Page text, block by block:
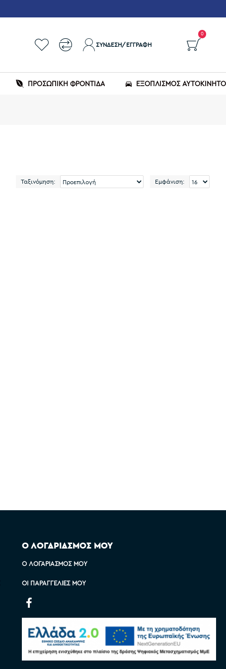
ΣΎΝΔΕΣΗ/ΕΓΓΡΑΦΉ
0
ΠΡΟΣΩΠΙΚΗ ΦΡΟΝΤΙΔΑ ΕΞΟΠΛΙΣΜΌΣ
Ταξινόμηση: Εμφάνιση:
Ο ΛΟΓΑΡΙΑΣΜΟΣ ΜΟΥ
Ο ΛΟΓΑΡΙΑΣΜΌΣ ΜΟΥ
ΟΙ ΠΑΡΑΓΓΕΛΊΕΣ ΜΟΥ